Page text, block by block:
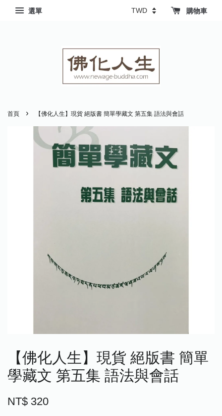
選單 購物車
首頁 › 【佛化人生】現貨 絕版書 簡單學藏文 第五集 語法與會話
【佛化人生】現貨 絕版書 簡單
學藏文 第五集 語法與會話
NT$ 320